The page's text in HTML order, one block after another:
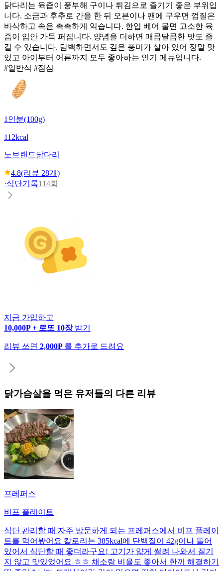
닭다리는 육즙이 풍부해 구이나 튀김으로 즐기기 좋은 부위입
니다. 소금과 후추로 간을 한 뒤 오븐이나 팬에 구우면 껍질은
바삭하고 속은 촉촉하게 익습니다. 한입 베어 물면 고소한 육
즙이 입안 가득 퍼집니다. 양념을 더하면 매콤달콤한 맛도 즐
길 수 있습니다. 담백하면서도 깊은 풍미가 살아 있어 정말 맛
있고 아이부터 어른까지 모두 좋아하는 인기 메뉴입니다.
#일반식 #점심
1인분(100g)
112kcal
노브랜드닭다리
4.8(리뷰 28개)
·식단기록114회
지금 가입하고
10,000P + 로또 10장 받기
리뷰 쓰면 2,000P 를 추가로 드려요
닭가슴살을 먹은 유저들의 다른 리뷰
프레퍼스
비프 플레이트
식단 관리할 때 자주 방문하게 되는 프레퍼스에서 비프 플레이
트를 먹어봤어요 칼로리는 385kcal에 단백질이 42g이나 들어
있어서 식단할 때 좋더라구요! 고기가 얇게 썰려 나와서 질기
지 않고 맛있었어요 ㅎㅎ 채소랑 비율도 좋아서 한끼 해결하기